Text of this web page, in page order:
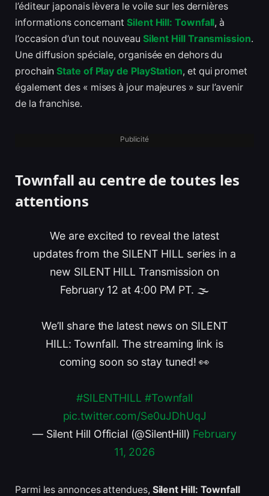
l’éditeur japonais lèvera le voile sur les dernières
informations concernant Silent Hill: Townfall, à
l’occasion d’un tout nouveau Silent Hill Transmission.
Une diffusion spéciale, organisée en dehors du
prochainState of Play de PlayStation, et qui promet
également des « mises à jour majeures » sur l’avenir
de la franchise.
Publicité
Townfall au centre de toutes les
attentions
We are excited to reveal the latest
updates from the SILENT HILL series in a
new SILENT HILL Transmission on
February 12 at 4:00 PM PT. 🌫️
We’ll share the latest news on SILENT
HILL: Townfall. The streaming link is
coming soon so stay tuned! 👀
#SILENTHILL #Townfall
pic.twitter.com/Se0uJDhUqJ
— Silent Hill Official (@SilentHill) February
11, 2026
Parmi les annonces attendues, Silent Hill: Townfall